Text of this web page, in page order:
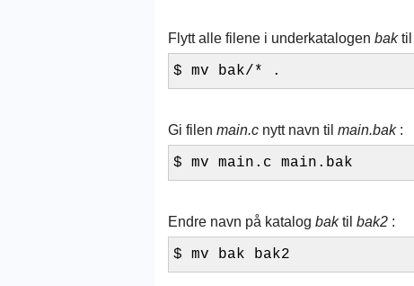
Flytt alle filene i underkatalogen baktil
$ mv bak/* .
Gi filen main.c nytt navn til main.bak:
$ mv main.c main.bak
Endre navn på katalog baktil bak2 :
$ mv bak bak2